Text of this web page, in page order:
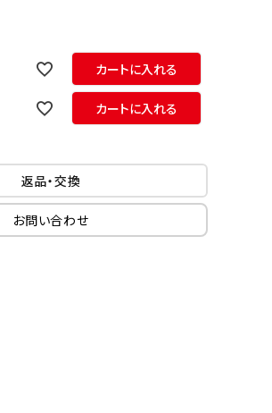
カートに入れる
カートに入れる
返品・交換
お問い合わせ